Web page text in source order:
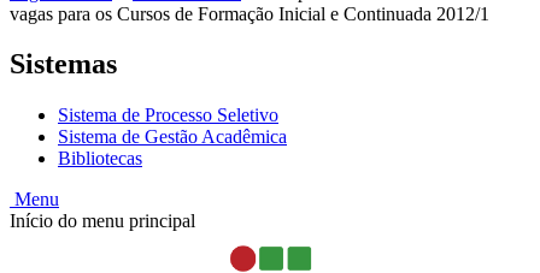
vagas para os Cursos de Formação Inicial e Continuada 2012/1
Sistemas
Sistema de Processo Seletivo
Sistema de Gestão Acadêmica
Bibliotecas
Menu
Início do menu principal